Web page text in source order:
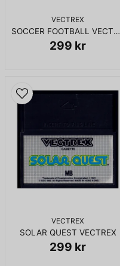
VECTREX
SOCCER FOOTBALL VECTREX
299 kr
VECTREX
SOLAR QUEST VECTREX
299 kr